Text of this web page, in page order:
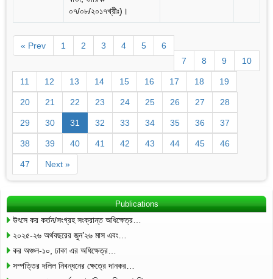
০৭/০৮/২০১৭খ্রীঃ)।
« Prev 1 2 3 4 5
6
7
8 9 10
11 12 13 14 15 16 17 18 19
20 21 22 23 24 25 26 27 28
29 30 31 32 33 34 35 36 37
38 39 40 41 42 43 44 45 46
47 Next »
Publications
উৎসে কর কর্তন/সংগ্রহ সংক্রান্ত অধিক্ষেত্র…
২০২৫-২৬ অর্থবছরের জুন’২৬ মাস এবং…
কর অঞ্চল-১০, ঢাকা এর অধিক্ষেত্র…
সম্পত্তির দলিল নিবন্ধনের ক্ষেত্রে দানকর…